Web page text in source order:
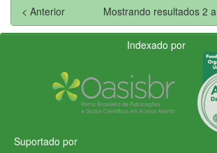
Mostrando resultados 2
< Anterior
Indexado por
Suportado por